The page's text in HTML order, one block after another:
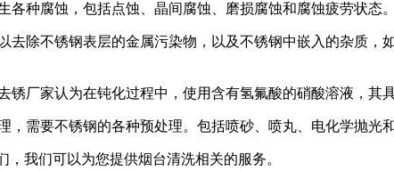
各种腐蚀，包括点蚀、晶间腐蚀、磨损腐蚀和腐蚀疲劳状态
去除不锈钢表层的金属污染物，以及不锈钢中嵌入的杂质，
锈厂家认为在钝化过程中，使用含有氢氟酸的硝酸溶液，其
，需要不锈钢的各种预处理。包括喷砂、喷丸、电化学抛光
，我们可以为您提供烟台清洗相关的服务。